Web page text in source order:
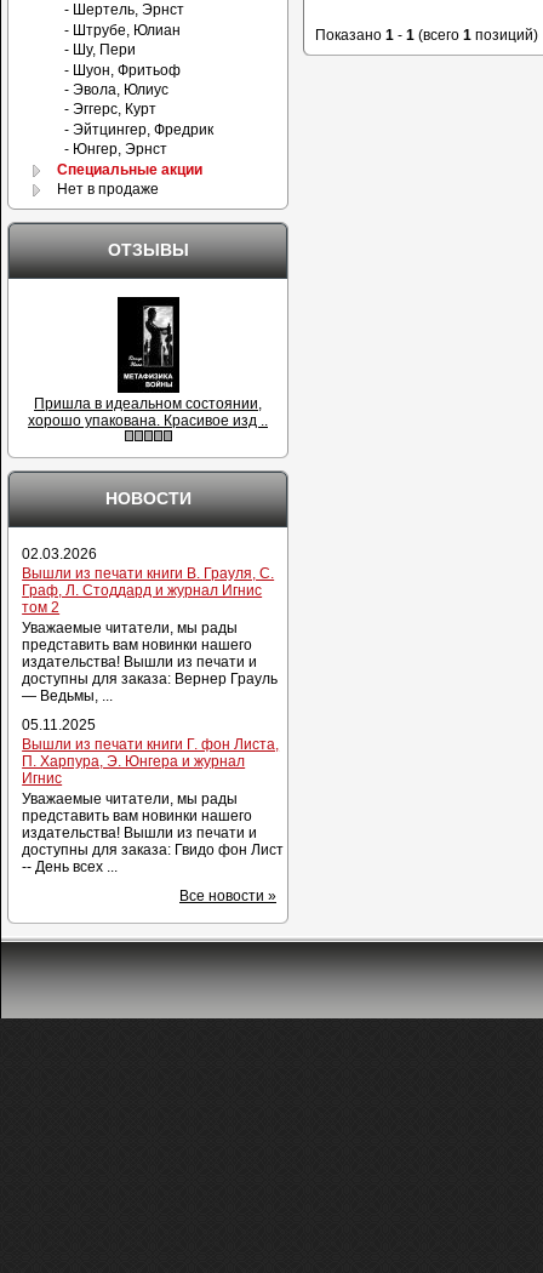
Показано 1 - 1 (всего 1 позиций)
- Шертель, Эрнст
- Штрубе, Юлиан
- Шу, Пери
- Шуон, Фритьоф
- Эвола, Юлиус
- Эггерс, Курт
- Эйтцингер, Фредрик
- Юнгер, Эрнст
Специальные акции
Нет в продаже
ОТЗЫВЫ
Пришла в идеальном состоянии,
хорошо упакована. Красивое изд ..
НОВОСТИ
02.03.2026
Вышли из печати книги В. Грауля, С.
Граф, Л. Стоддард и журнал Игнис
том 2
Уважаемые читатели, мы рады
представить вам новинки нашего
издательства! Вышли из печати и
доступны для заказа: Вернер Грауль
— Ведьмы, ...
05.11.2025
Вышли из печати книги Г. фон Листа,
П. Харпура, Э. Юнгера и журнал
Игнис
Уважаемые читатели, мы рады
представить вам новинки нашего
издательства! Вышли из печати и
доступны для заказа: Гвидо фон Лист
-- День всех ...
Все новости »